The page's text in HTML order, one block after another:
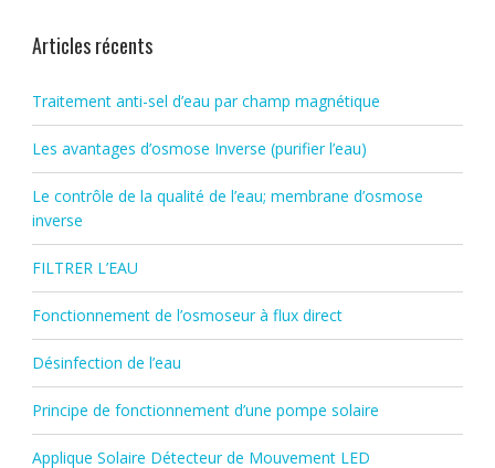
Articles récents
Traitement anti-sel d’eau par champ magnétique
Les avantages d’osmose Inverse (purifier l’eau)
Le contrôle de la qualité de l’eau; membrane d’osmose
inverse
FILTRER L’EAU
Fonctionnement de l’osmoseur à flux direct
Désinfection de l’eau
Principe de fonctionnement d’une pompe solaire
Applique Solaire Détecteur de Mouvement LED